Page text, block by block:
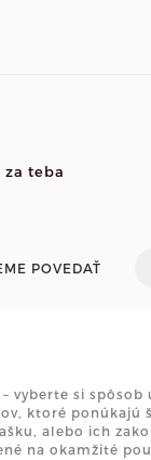
za teba
POVEDAŤ
vyberte si
ktoré
alebo ich
na okamžité